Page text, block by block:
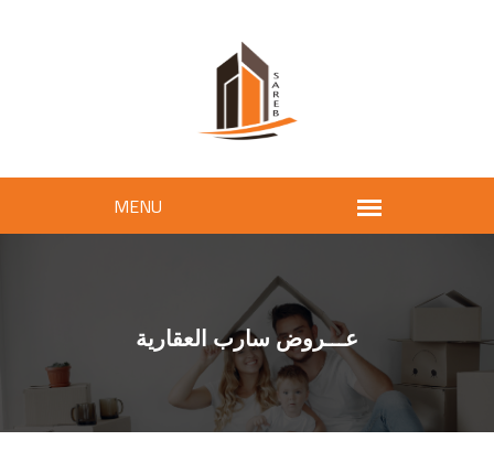
عـــروض سارب العقارية